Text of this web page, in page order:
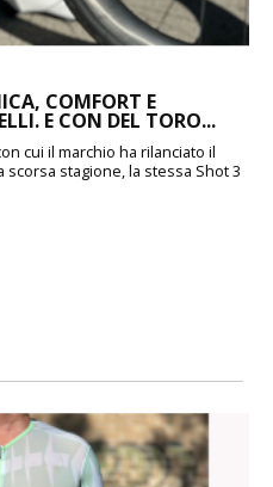
COMFORT E
E CON DEL TORO...
cui il marchio ha rilanciato il
stagione, la stessa Shot 3